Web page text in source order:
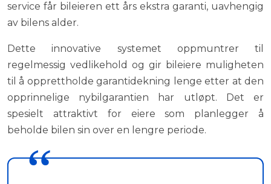
service får bileieren ett års ekstra garanti, uavhengig
av bilens alder.
Dette innovative systemet oppmuntrer til
regelmessig vedlikehold og gir bileiere muligheten
til å opprettholde garantidekning lenge etter at den
opprinnelige nybilgarantien har utløpt. Det er
spesielt attraktivt for eiere som planlegger å
beholde bilen sin over en lengre periode.